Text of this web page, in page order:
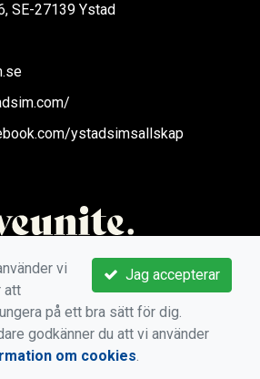
SE-27139 Ystad
ystadsimsallskap
Jag accepterar
vi
att
på ett bra sätt för dig.
godkänner du att vi använder
om cookies.